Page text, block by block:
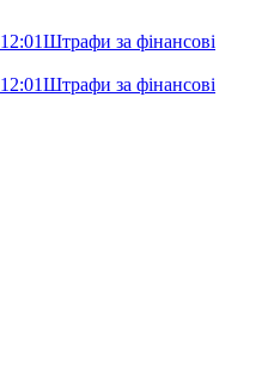
12:01Штрафи за фінансові
12:01Штрафи за фінансові